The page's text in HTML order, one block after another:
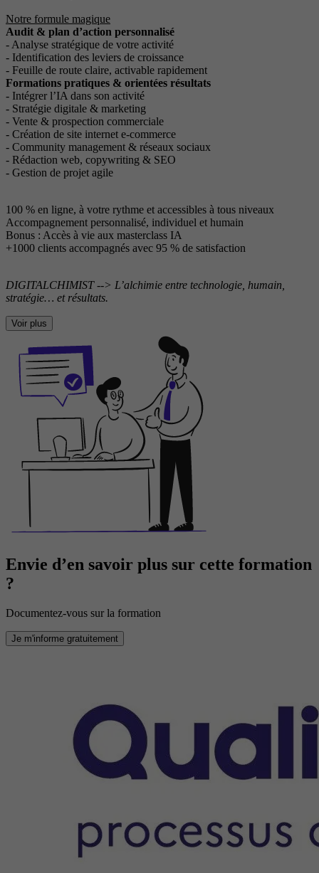
Notre formule magique
Audit & plan d’action personnalisé
- Analyse stratégique de votre activité
- Identification des leviers de croissance
- Feuille de route claire, activable rapidement
Formations pratiques & orientées résultats
- Intégrer l’IA dans son activité
- Stratégie digitale & marketing
- Vente & prospection commerciale
- Création de site internet e-commerce
- Community management & réseaux sociaux
- Rédaction web, copywriting & SEO
- Gestion de projet agile
100 % en ligne, à votre rythme et accessibles à tous niveaux
Accompagnement personnalisé, individuel et humain
Bonus : Accès à vie aux masterclass IA
+1000 clients accompagnés avec 95 % de satisfaction
DIGITALCHIMIST --> L’alchimie entre technologie, humain,
stratégie… et résultats.
Voir plus
Envie d’en savoir plus sur cette formation
?
Documentez-vous sur la formation
Je m'informe gratuitement